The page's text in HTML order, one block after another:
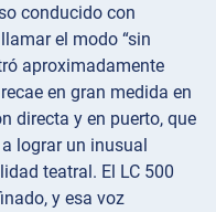
conducido con
el modo “sin
aproximadamente
en gran medida en
directa y en puerto, que
lograr un inusual
teatral. El LC 500
y esa voz